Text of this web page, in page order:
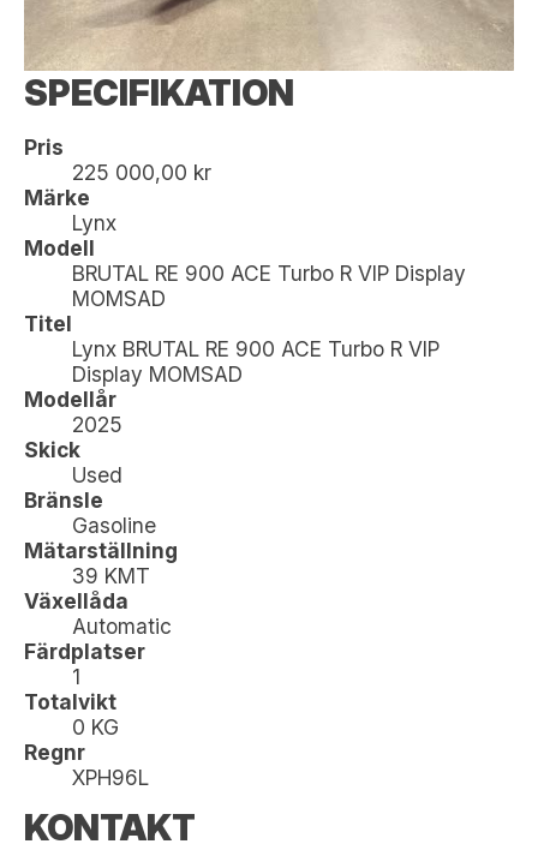
SPECIFIKATION
Pris
225 000,00 kr
Märke
Lynx
Modell
BRUTAL RE 900 ACE Turbo R VIP Display
MOMSAD
Titel
Lynx BRUTAL RE 900 ACE Turbo R VIP
Display MOMSAD
Modellår
2025
Skick
Used
Bränsle
Gasoline
Mätarställning
39 KMT
Växellåda
Automatic
Färdplatser
1
Totalvikt
0 KG
Regnr
XPH96L
KONTAKT